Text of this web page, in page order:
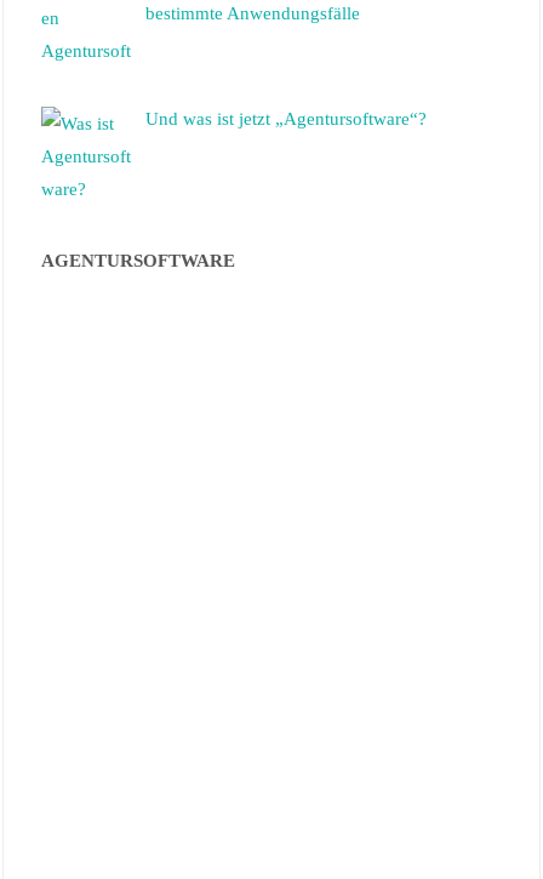
bestimmte Anwendungsfälle
Und was ist jetzt „Agentursoftware“?
AGENTURSOFTWARE